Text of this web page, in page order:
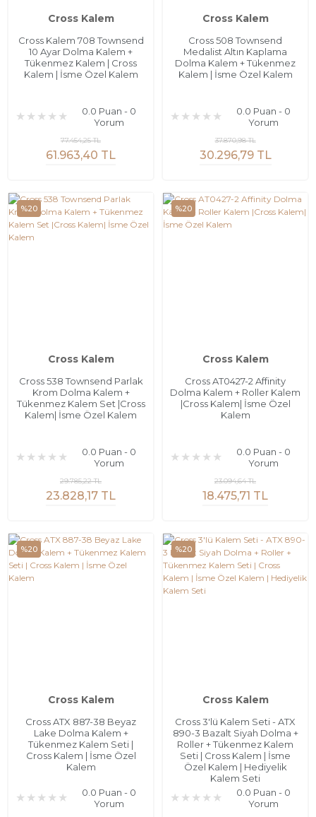
Cross Kalem
Cross Kalem 708 Townsend
10 Ayar Dolma Kalem +
Tükenmez Kalem | Cross
Kalem | İsme Özel Kalem
0.0 Puan - 0
Yorum
61.963,40 TL
77.454,25 TL
Cross Kalem
Cross 508 Townsend
Medalist Altın Kaplama
Dolma Kalem + Tükenmez
Kalem | İsme Özel Kalem
0.0 Puan - 0
Yorum
30.296,79 TL
37.870,98 TL
%20
Cross Kalem
Cross 538 Townsend Parlak
Krom Dolma Kalem +
Tükenmez Kalem Set |Cross
Kalem| İsme Özel Kalem
0.0 Puan - 0
Yorum
23.828,17 TL
29.785,22 TL
%20
Cross Kalem
Cross AT0427-2 Affinity
Dolma Kalem + Roller Kalem
|Cross Kalem| İsme Özel
Kalem
0.0 Puan - 0
Yorum
18.475,71 TL
23.094,64 TL
%20
Cross Kalem
Cross ATX 887-38 Beyaz
Lake Dolma Kalem +
Tükenmez Kalem Seti |
Cross Kalem | İsme Özel
Kalem
0.0 Puan - 0
Yorum
%20
Cross Kalem
Cross 3'lü Kalem Seti - ATX
890-3 Bazalt Siyah Dolma +
Roller + Tükenmez Kalem
Seti | Cross Kalem | İsme
Özel Kalem | Hediyelik
Kalem Seti
0.0 Puan - 0
Yorum